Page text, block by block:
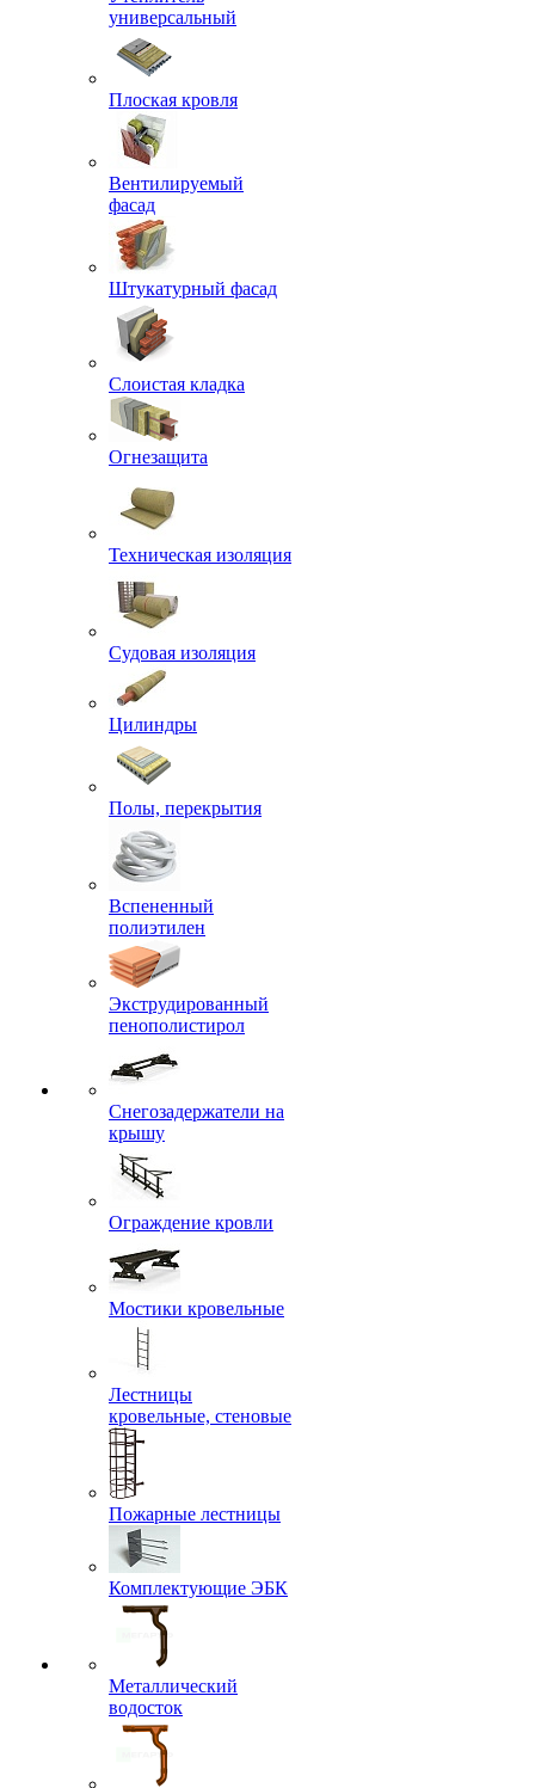
универсальный
Плоская кровля
Вентилируемый
фасад
Штукатурный фасад
Слоистая кладка
Огнезащита
Техническая изоляция
Судовая изоляция
Цилиндры
Полы, перекрытия
Вспененный
полиэтилен
Экструдированный
пенополистирол
Снегозадержатели на
крышу
Ограждение кровли
Мостики кровельные
Лестницы
кровельные, стеновые
Пожарные лестницы
Комплектующие ЭБК
Металлический
водосток